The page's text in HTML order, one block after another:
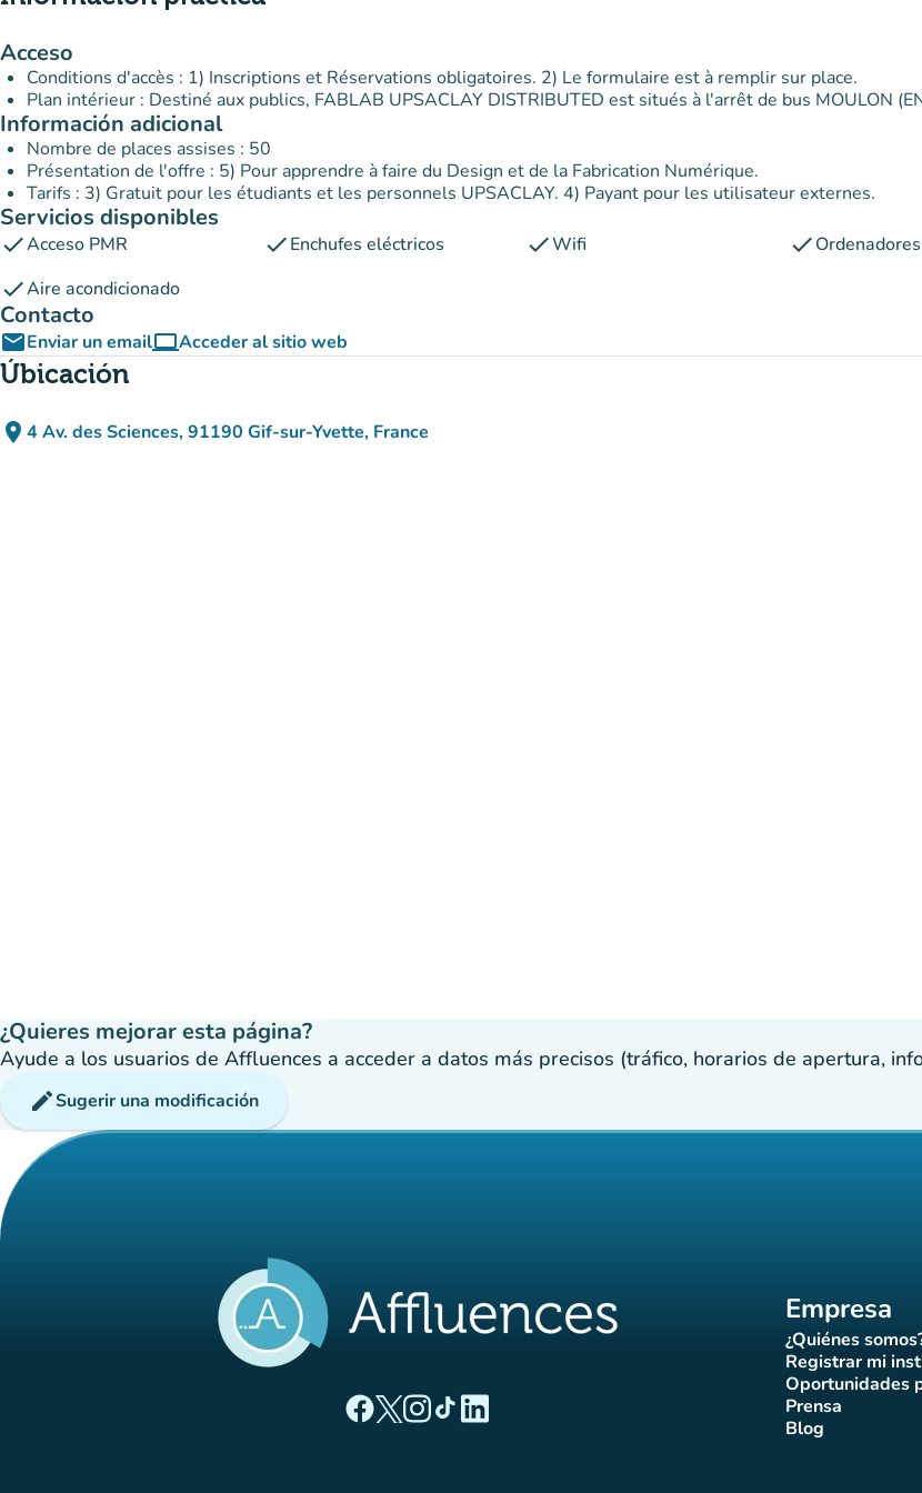
Acceso
Conditions d'accès : 1) Inscriptions et Réservations obligatoires. 2) Le formulaire est à remplir sur place.
Plan intérieur : Destiné aux publics, FABLAB UPSACLAY DISTRIBUTED est situés à l'arrêt de bus MOULON
Información adicional
Nombre de places assises : 50
Présentation de l'offre : 5) Pour apprendre à faire du Design et de la Fabrication Numérique.
Tarifs : 3) Gratuit pour les étudiants et les personnels UPSACLAY. 4) Payant pour les utilisateur externes.
Servicios disponibles
checkAcceso PMR checkEnchufes eléctricos checkWifi checkOrdenadores
checkAire acondicionado
Contacto
emailEnviar un emailcomputerAcceder al sitio web
(nueva pestaña)
Úbicación
place 4 Av. des Sciences, 91190 Gif-sur-Yvette, France
(abrir en Google Maps)
(nueva pestaña)
¿Quieres mejorar esta página?
Ayude a los usuarios de Affluences a acceder a datos más precisos (tráfico, horarios de apertura,
editSugerir una modificación
(nueva pestaña)
(nueva pestaña)
(nueva pestaña)
(nueva pestaña)
Empresa
¿Quiénes(nueva
Registrar mi
Oportunidades
Prensa
(nueva
Blog(nueva